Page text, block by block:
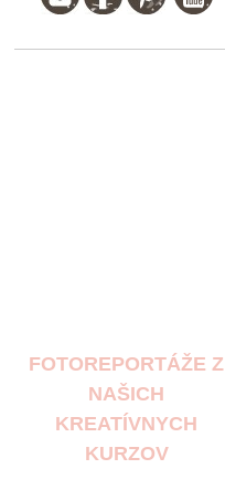
FOTOREPORTÁŽE Z
NAŠICH
KREATÍVNYCH
KURZOV